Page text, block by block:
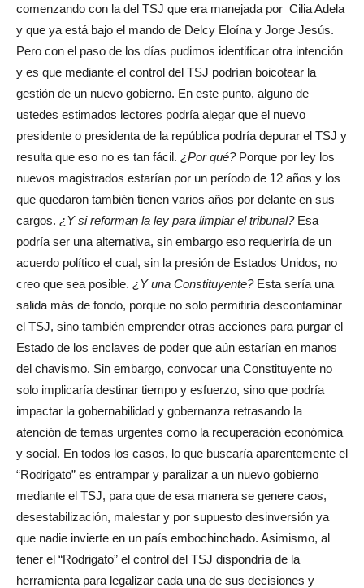
comenzando con la del TSJ que era manejada por Cilia Adela
y que ya está bajo el mando de Delcy Eloína y Jorge Jesús.
Pero con el paso de los días pudimos identificar otra intención
y es que mediante el control del TSJ podrían boicotear la
gestión de un nuevo gobierno. En este punto, alguno de
ustedes estimados lectores podría alegar que el nuevo
presidente o presidenta de la república podría depurar el TSJ y
resulta que eso no es tan fácil. ¿Por qué?Porque por ley los
nuevos magistrados estarían por un período de 12 años y los
que quedaron también tienen varios años por delante en sus
cargos. ¿Y si reforman la ley para limpiar el tribunal?Esa
podría ser una alternativa, sin embargo eso requeriría de un
acuerdo político el cual, sin la presión de Estados Unidos, no
creo que sea posible. ¿Y una Constituyente?Esta sería una
salida más de fondo, porque no solo permitiría descontaminar
el TSJ, sino también emprender otras acciones para purgar el
Estado de los enclaves de poder que aún estarían en manos
del chavismo. Sin embargo, convocar una Constituyente no
solo implicaría destinar tiempo y esfuerzo, sino que podría
impactar la gobernabilidad y gobernanza retrasando la
atención de temas urgentes como la recuperación económica
y social. En todos los casos, lo que buscaría aparentemente el
“Rodrigato” es entrampar y paralizar a un nuevo gobierno
mediante el TSJ, para que de esa manera se genere caos,
desestabilización, malestar y por supuesto desinversión ya
que nadie invierte en un país embochinchado. Asimismo, al
tener el “Rodrigato” el control del TSJ dispondría de la
herramienta para legalizar cada una de sus decisiones y